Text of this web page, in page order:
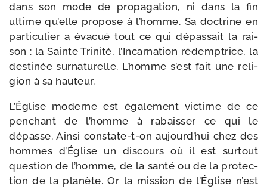
dans son mode de pro­pa­ga­tion, ni dans la fin
ultime qu’elle pro­pose à l’homme. Sa doc­trine en
par­ti­cu­lier a éva­cué tout ce qui dépas­sait la rai­
son : la Sainte Trinité, l’Incarnation rédemp­trice, la
des­ti­née sur­na­tu­relle. L’homme s’est fait une reli­
gion à sa hauteur.
L’Église moderne est éga­le­ment vic­time de ce
pen­chant de l’homme à rabais­ser ce qui le
dépasse. Ainsi constate-​t-​on aujourd’hui chez des
hommes d’Église un dis­cours où il est sur­tout
ques­tion de l’homme, de la san­té ou de la pro­tec­
tion de la pla­nète. Or la mis­sion de l’Église n’est